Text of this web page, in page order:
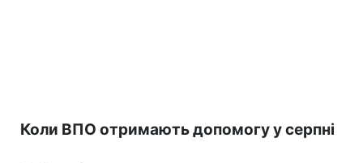
Коли ВПО отримають допомогу у серпні